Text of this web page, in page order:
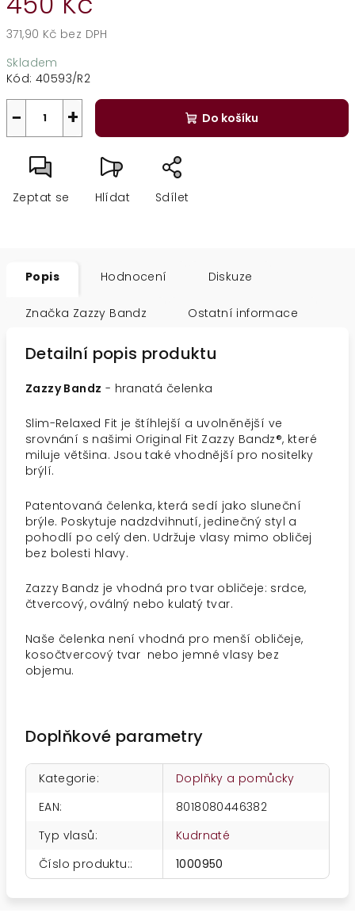
371,90 Kč bez DPH
cena:
Skladem
Kód: 40593/R2
+
− Do košíku
Zeptat se Hlídat Sdílet
Popis Hodnocení Diskuze
Značka Zazzy Bandz Ostatní informace
Detailní popis produktu
Zazzy Bandz - hranatá čelenka
Slim-Relaxed Fit je štíhlejší a uvolněnější ve
srovnání s našimi Original Fit Zazzy Bandz®, které
miluje většina. Jsou také vhodnější pro nositelky
brýlí.
Patentovaná čelenka, která sedí jako sluneční
brýle. Poskytuje nadzdvihnutí, jedinečný styl a
pohodlí po celý den. Udržuje vlasy mimo obličej
bez bolesti hlavy.
Zazzy Bandz je vhodná pro tvar obličeje: srdce,
čtvercový, oválný nebo kulatý tvar.
Naše čelenka není vhodná pro menší obličeje,
kosočtvercový tvar nebo jemné vlasy bez
objemu.
Doplňkové parametry
Kategorie:
Doplňky a pomůcky
EAN:
8018080446382
Typ vlasů:
Kudrnaté
Číslo produktu:: 1000950